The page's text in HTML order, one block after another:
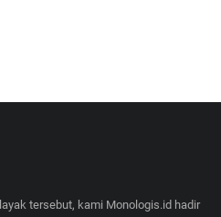
tersebut, kami Monologis.id hadir